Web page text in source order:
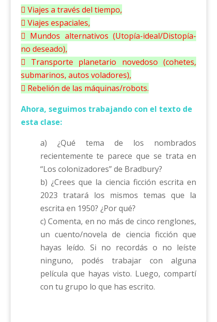
 Viajes a través del tiempo,
 Viajes espaciales,
 Mundos alternativos (Utopía-ideal/Distopía-
no deseado),
 Transporte planetario novedoso (cohetes,
submarinos, autos voladores),
 Rebelión de las máquinas/robots.
Ahora, seguimos trabajando con el texto de
esta clase:
a) ¿Qué tema de los nombrados
recientemente te parece que se trata en
“Los colonizadores” de Bradbury?
b) ¿Crees que la ciencia ficción escrita en
2023 tratará los mismos temas que la
escrita en 1950? ¿Por qué?
c) Comenta, en no más de cinco renglones,
un cuento/novela de ciencia ficción que
hayas leído. Si no recordás o no leíste
ninguno, podés trabajar con alguna
película que hayas visto. Luego, compartí
con tu grupo lo que has escrito.